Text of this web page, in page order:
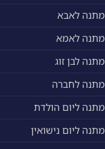
מתנה לאבא
מתנה לאמא
מתנה לבן זוג
מתנה לחברה
מתנה ליום הולדת
מתנה ליום נישואין